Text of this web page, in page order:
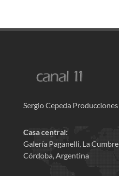
Sergio Cepeda Producciones
Casa central:
Galería Paganelli, La Cumbre
Córdoba, Argentina